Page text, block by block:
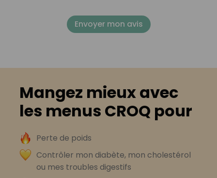
Envoyer mon avis
Mangez mieux avec
les menus CROQ pour
Perte de poids
Contrôler mon diabète, mon cholestérol
ou mes troubles digestifs